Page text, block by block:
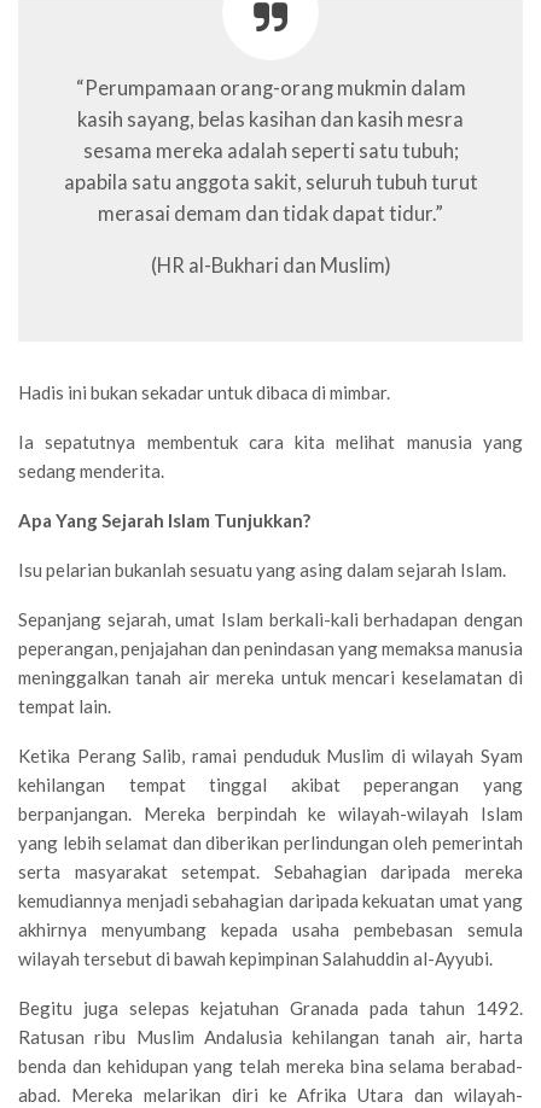
“Perumpamaan orang-orang mukmin dalam
kasih sayang, belas kasihan dan kasih mesra
sesama mereka adalah seperti satu tubuh;
apabila satu anggota sakit, seluruh tubuh turut
merasai demam dan tidak dapat tidur.”
(HR al-Bukhari dan Muslim)
Hadis ini bukan sekadar untuk dibaca di mimbar.
Ia sepatutnya membentuk cara kita melihat manusia yang
sedang menderita.
Apa Yang Sejarah Islam Tunjukkan?
Isu pelarian bukanlah sesuatu yang asing dalam sejarah Islam.
Sepanjang sejarah, umat Islam berkali-kali berhadapan dengan
peperangan, penjajahan dan penindasan yang memaksa manusia
meninggalkan tanah air mereka untuk mencari keselamatan di
tempat lain.
Ketika Perang Salib, ramai penduduk Muslim di wilayah Syam
kehilangan tempat tinggal akibat peperangan yang
berpanjangan. Mereka berpindah ke wilayah-wilayah Islam
yang lebih selamat dan diberikan perlindungan oleh pemerintah
serta masyarakat setempat. Sebahagian daripada mereka
kemudiannya menjadi sebahagian daripada kekuatan umat yang
akhirnya menyumbang kepada usaha pembebasan semula
wilayah tersebut di bawah kepimpinan Salahuddin al-Ayyubi.
Begitu juga selepas kejatuhan Granada pada tahun 1492.
Ratusan ribu Muslim Andalusia kehilangan tanah air, harta
benda dan kehidupan yang telah mereka bina selama berabad-
abad. Mereka melarikan diri ke Afrika Utara dan wilayah-